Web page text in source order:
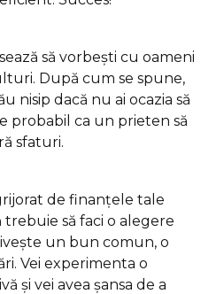
să vorbești cu oameni
După cum se spune,
nisip dacă nu ai ocazia să
probabil ca un prieten să
sfaturi.
de finanțele tale
trebuie să faci o alegere
un bun comun, o
Vei experimenta o
și vei avea șansa de a